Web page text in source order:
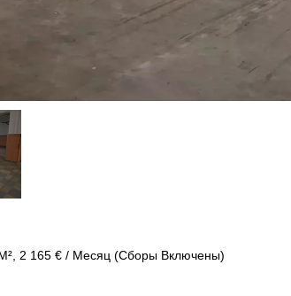
2 165 € / Месяц (Сборы Включены)